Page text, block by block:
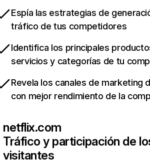
Espía las estrategias de
tráfico de tus competidores
Identifica los principales
servicios y categorías de tu
Revela los canales de marketing
con mejor rendimiento de la
netflix.com
Tráfico y participación de
visitantes